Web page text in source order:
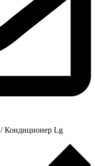
/ Кондиционер Lg